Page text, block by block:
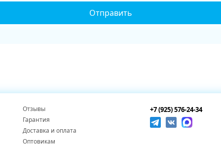
Отзывы
Гарантия
Доставка и оплата
Оптовикам
+7 (925) 576-24-34